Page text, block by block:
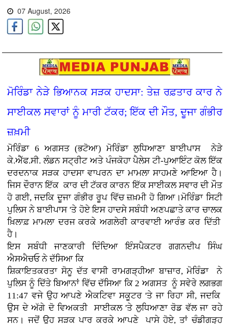
07 August, 2026
ਮੋਰਿੰਡਾ ਨੇੜੇ ਭਿਆਨਕ ਸੜਕ ਹਾਦਸਾ: ਤੇਜ਼ ਰਫ਼ਤਾਰ ਕਾਰ ਨੇ
ਸਾਈਕਲ ਸਵਾਰਾਂ ਨੂੰ ਮਾਰੀ ਟੱਕਰ; ਇੱਕ ਦੀ ਮੌਤ, ਦੂਜਾ ਗੰਭੀਰ
ਜ਼ਖ਼ਮੀ
ਮੋਰਿੰਡਾ 6 ਅਗਸਤ (ਭਟੋਆ)ਮੋਰਿੰਡਾ ਲੁਧਿਆਣਾ ਬਾਈਪਾਸ ਨੇੜੇ
ਕੇ.ਐੱਫ.ਸੀ. ਲੰਡਨ ਸਟ੍ਰੀਟ ਅਤੇ ਪੰਜਕੋਹਾ ਪੈਲੇਸ ਟੀ-ਪੁਆਇੰਟ ਕੋਲ ਇੱਕ
ਦਰਦਨਾਕ ਸੜਕ ਹਾਦਸਾ ਵਾਪਰਨ ਦਾ ਮਾਮਲਾ ਸਾਹਮਣੇ ਆਇਆ ਹੈ।
ਜਿਸ ਦੌਰਾਨ ਇੱਕ ਕਾਰ ਦੀ ਟੱਕਰ ਕਾਰਨ ਇੱਕ ਸਾਈਕਲ ਸਵਾਰ ਦੀ ਮੌਤ
ਹੋ ਗਈ, ਜਦਕਿ ਦੂਜਾ ਗੰਭੀਰ ਰੂਪ ਵਿੱਚ ਜ਼ਖ਼ਮੀ ਹੋ ਗਿਆ।ਮੋਰਿੰਡਾ ਸਿਟੀ
ਪੁਲਿਸ ਨੇ ਬਾਈਪਾਸ 'ਤੇ ਹੋਏ ਇਸ ਹਾਦਸੇ ਸਬੰਧੀ ਅਣਪਛਾਤੇ ਕਾਰ ਚਾਲਕ
ਖ਼ਿਲਾਫ਼ ਮਾਮਲਾ ਦਰਜ ਕਰਕੇ ਅਗਲੇਰੀ ਕਾਰਵਾਈ ਆਰੰਭ ਕਰ ਦਿੱਤੀ
ਹੈ।
ਇਸ ਸਬੰਧੀ ਜਾਣਕਾਰੀ ਦਿੰਦਿਆ ਇੰਸਪੈਕਟਰ ਗਗਨਦੀਪ ਸਿੰਘ
ਐਸਐਚਓ ਨੇ ਦੱਸਿਆ ਕਿ
ਸ਼ਿਕਾਇਤਕਰਤਾ ਸੋਨੂ ਦੱਤ ਵਾਸੀ ਰਾਮਗੜ੍ਹੀਆ ਬਾਜ਼ਾਰ, ਮੋਰਿੰਡਾ ਨੇ
ਪੁਲਿਸ ਨੂੰ ਦਿੱਤੇ ਬਿਆਨਾਂ ਵਿੱਚ ਦੱਸਿਆ ਕਿ 2 ਅਗਸਤ ਨੂੰ ਸਵੇਰੇ ਲਗਭਗ
11:47 ਵਜੇ ਉਹ ਆਪਣੇ ਐਕਟਿਵਾ ਸਕੂਟਰ 'ਤੇ ਜਾ ਰਿਹਾ ਸੀ, ਜਦਕਿ
ਉਸ ਦੇ ਅੱਗੇ ਦੋ ਵਿਅਕਤੀ ਸਾਈਕਲ 'ਤੇ ਲੁਧਿਆਣਾ ਰੋਡ ਵੱਲ ਜਾ ਰਹੇ
ਸਨ। ਜਦੋਂ ਉਹ ਸੜਕ ਪਾਰ ਕਰਕੇ ਆਪਣੇ ਪਾਸੇ ਹੋਏ, ਤਾਂ ਚੰਡੀਗੜ੍ਹ